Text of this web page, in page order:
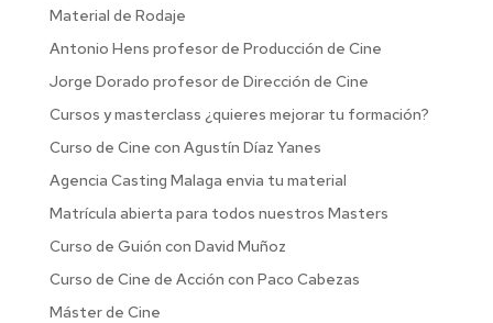
Material de Rodaje
Antonio Hens profesor de Producción de Cine
Jorge Dorado profesor de Dirección de Cine
Cursos y masterclass ¿quieres mejorar tu formación?
Curso de Cine con Agustín Díaz Yanes
Agencia Casting Malaga envia tu material
Matrícula abierta para todos nuestros Masters
Curso de Guión con David Muñoz
Curso de Cine de Acción con Paco Cabezas
Máster de Cine